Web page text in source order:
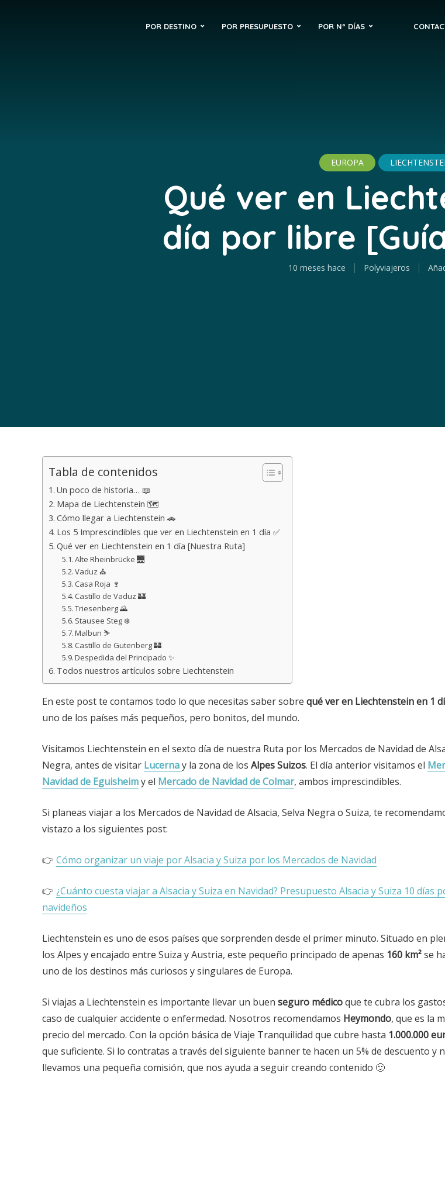
POR DESTINO POR PRESUPUESTO POR Nº DÍAS
EUROPA
Qué ver en
día por libre
10 meses hace Polyviajeros
Tabla de contenidos
Un poco de historia… 📖
Mapa de Liechtenstein 🗺️
Cómo llegar a Liechtenstein 🚗
Los 5 Imprescindibles que ver en Liechtenstein en 1 día ✅
Qué ver en Liechtenstein en 1 día [Nuestra Ruta]
Alte Rheinbrücke 🌉
Vaduz ⛪
Casa Roja 🍷
Castillo de Vaduz 🏰
Triesenberg 🌄
Stausee Steg ❄️
Malbun ⛷️
Castillo de Gutenberg 🏰
Despedida del Principado ✨
Todos nuestros artículos sobre Liechtenstein
En este post te contamos todo lo que necesitas saber sobre qué ver en Liechtenstein en 1
uno de los países más pequeños, pero bonitos, del mundo.
Visitamos Liechtenstein en el sexto día de nuestra Ruta por los Mercados de Navidad de
Negra, antes de visitar Lucernay la zona de los Alpes Suizos. El día anterior visitamos el
Navidad de Eguisheimy el Mercado de Navidad de Colmar, ambos imprescindibles.
Si planeas viajar a los Mercados de Navidad de Alsacia, Selva Negra o Suiza, te
vistazo a los siguientes post:
👉 Cómo organizar un viaje por Alsacia y Suiza por los Mercados de Navidad
👉 ¿Cuánto cuesta viajar a Alsacia y Suiza en Navidad? Presupuesto Alsacia y Suiza 10 días
navideños
Liechtenstein es uno de esos países que sorprenden desde el primer minuto. Situado en
los Alpes y encajado entre Suiza y Austria, este pequeño principado de apenas 160 km²se
uno de los destinos más curiosos y singulares de Europa.
Si viajas a Liechtenstein es importante llevar un buen seguro médicoque te cubra los
caso de cualquier accidente o enfermedad. Nosotros recomendamos Heymondo, que es la
precio del mercado. Con la opción básica de Viaje Tranquilidad que cubre hasta 1.000.000
que suficiente. Si lo contratas a través del siguiente banner te hacen un 5% de descuento y
llevamos una pequeña comisión, que nos ayuda a seguir creando contenido 🙂